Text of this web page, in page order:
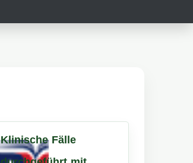
Klinische Fälle